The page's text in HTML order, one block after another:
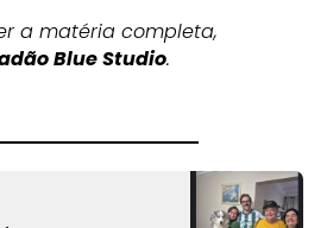
a matéria completa,
Blue Studio.